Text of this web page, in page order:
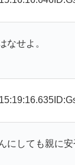
なせよ。
にしても親に